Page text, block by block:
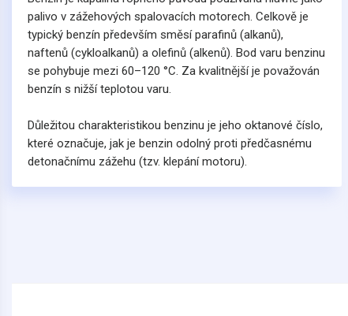
palivo v zážehových spalovacích motorech. Celkově je
typický benzín především směsí parafinů (alkanů),
naftenů (cykloalkanů) a olefinů (alkenů). Bod varu benzinu
se pohybuje mezi 60–120 °C. Za kvalitnější je považován
benzín s nižší teplotou varu.
Důležitou charakteristikou benzinu je jeho oktanové číslo,
které označuje, jak je benzin odolný proti předčasnému
detonačnímu zážehu (tzv. klepání motoru).